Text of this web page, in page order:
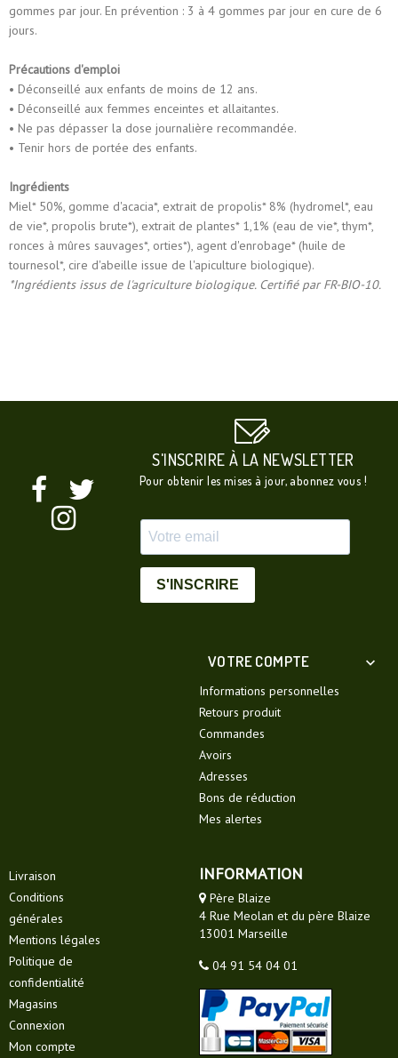
gommes par jour. En prévention : 3 à 4 gommes par jour en cure de 6
jours.
Précautions d'emploi
• Déconseillé aux enfants de moins de 12 ans.
• Déconseillé aux femmes enceintes et allaitantes.
• Ne pas dépasser la dose journalière recommandée.
• Tenir hors de portée des enfants.
Ingrédients
Miel* 50%, gomme d'acacia*, extrait de propolis* 8% (hydromel*, eau
de vie*, propolis brute*), extrait de plantes* 1,1% (eau de vie*, thym*,
ronces à mûres sauvages*, orties*), agent d'enrobage* (huile de
tournesol*, cire d'abeille issue de l'apiculture biologique).
*Ingrédients issus de l'agriculture biologique. Certifié par FR-BIO-10.
S'INSCRIRE À LA NEWSLETTER
Pour obtenir les mises à jour, abonnez vous !
S'INSCRIRE
VOTRE COMPTE 
Informations personnelles
Retours produit
Commandes
Avoirs
Adresses
Bons de réduction
Mes alertes
Livraison
Conditions
générales
Mentions légales
Politique de
confidentialité
Magasins
Connexion
Mon compte
INFORMATION
Père Blaize
4 Rue Meolan et du père Blaize
13001 Marseille
04 91 54 04 01